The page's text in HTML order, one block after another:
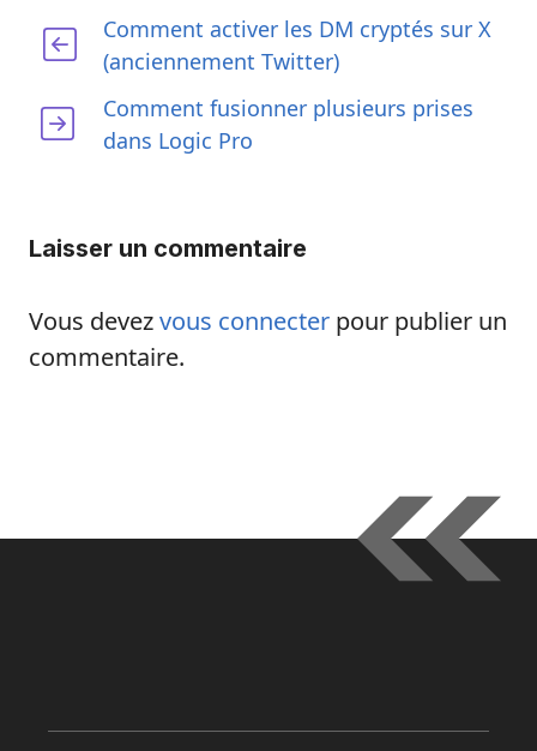
Comment activer les DM cryptés sur X
(anciennement Twitter)
Comment fusionner plusieurs prises
dans Logic Pro
Laisser un commentaire
Vous devezvous connecter pour publier un
commentaire.